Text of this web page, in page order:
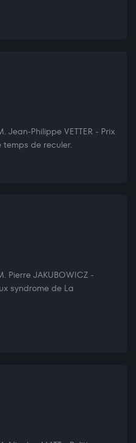
Philippe VETTER - Prix
de reculer.
Pierre JAKUBOWICZ -
syndrome de La